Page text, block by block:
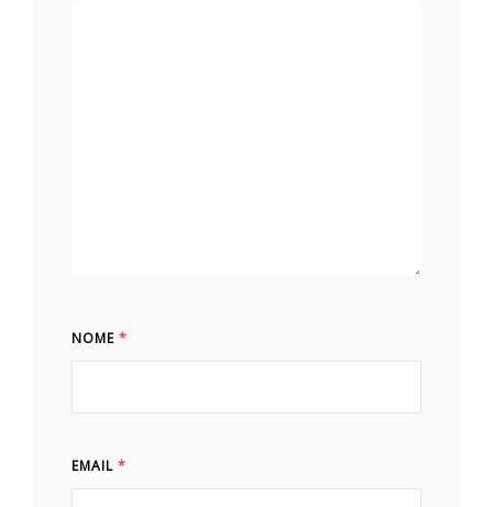
NOME *
EMAIL *